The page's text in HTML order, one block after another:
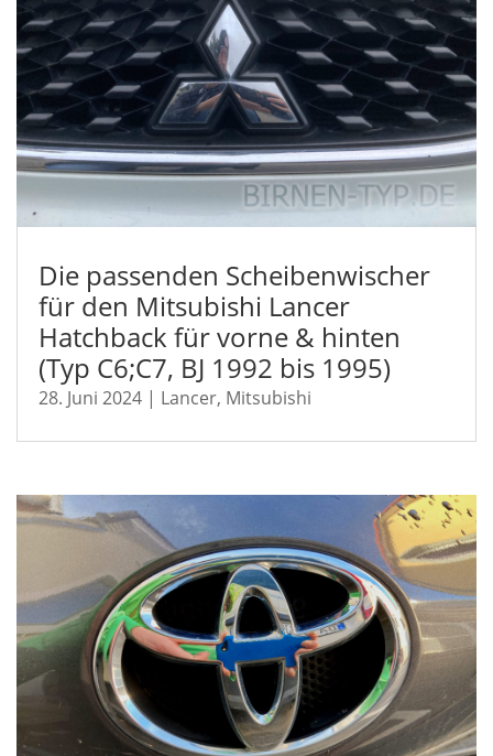
Die passenden Scheibenwischer
für den Mitsubishi Lancer
Hatchback für vorne & hinten
(Typ C6;C7, BJ 1992 bis 1995)
28. Juni 2024 | Lancer, Mitsubishi